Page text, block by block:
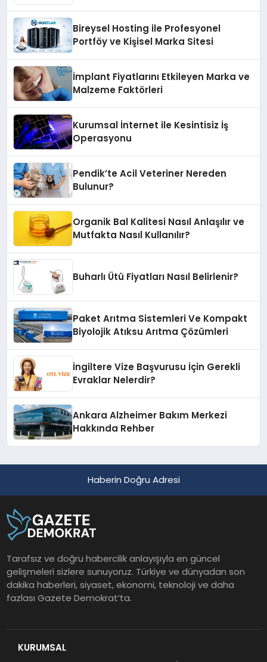
Bireysel Hosting ile Profesyonel
Portföy ve Kişisel Marka Sitesi
İmplant Fiyatlarını Etkileyen Marka ve
Malzeme Faktörleri
Kurumsal İnternet ile Kesintisiz İş
Operasyonu
Pendik’te Acil Veteriner Nereden
Bulunur?
Organik Bal Kalitesi Nasıl Anlaşılır ve
Mutfakta Nasıl Kullanılır?
Buharlı Ütü Fiyatları Nasıl Belirlenir?
Paket Arıtma Sistemleri Ve Kompakt
Biyolojik Atıksu Arıtma Çözümleri
İngiltere Vize Başvurusu İçin Gerekli
Evraklar Nelerdir?
Ankara Alzheimer Bakım Merkezi
Hakkında Rehber
Haberin Doğru Adresi
Tarafsız ve doğru habercilik anlayışıyla en güncel
gelişmeleri sizlere sunuyoruz. Türkiye ve dünyadan son
dakika haberleri, siyaset, ekonomi, teknoloji ve daha
fazlası Gazete Demokrat’ta.
KURUMSAL